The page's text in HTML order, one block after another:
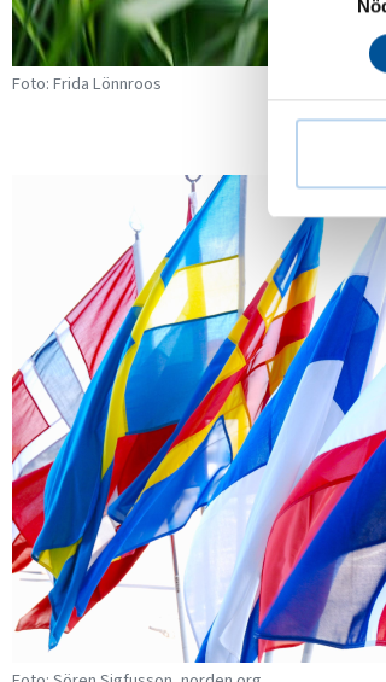
Foto: Frida Lönnroos